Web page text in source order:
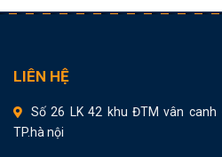
LIÊN HỆ
Số 26 LK 42 khu ĐTM vân canh
TP.hà nội